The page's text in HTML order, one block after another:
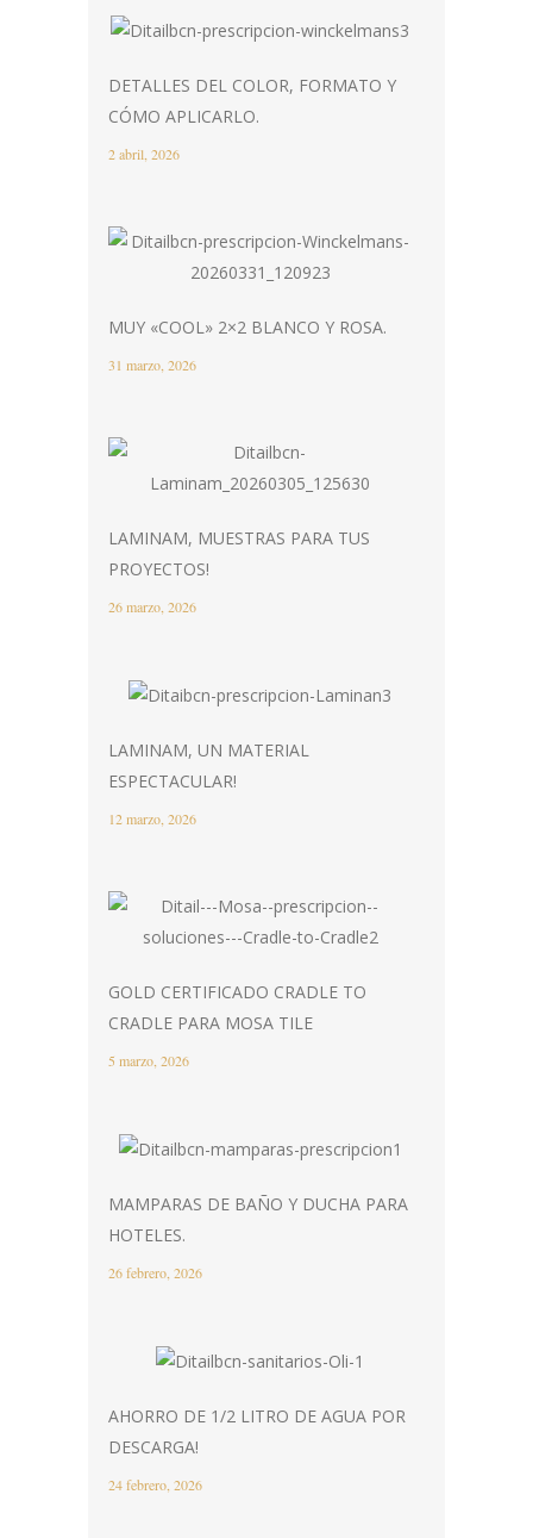
DETALLES DEL COLOR, FORMATO Y
CÓMO APLICARLO.
2 abril, 2026
MUY «COOL» 2×2 BLANCO Y ROSA.
31 marzo, 2026
LAMINAM, MUESTRAS PARA TUS
PROYECTOS!
26 marzo, 2026
LAMINAM, UN MATERIAL
ESPECTACULAR!
12 marzo, 2026
GOLD CERTIFICADO CRADLE TO
CRADLE PARA MOSA TILE
5 marzo, 2026
MAMPARAS DE BAÑO Y DUCHA PARA
HOTELES.
26 febrero, 2026
AHORRO DE 1/2 LITRO DE AGUA POR
DESCARGA!
24 febrero, 2026